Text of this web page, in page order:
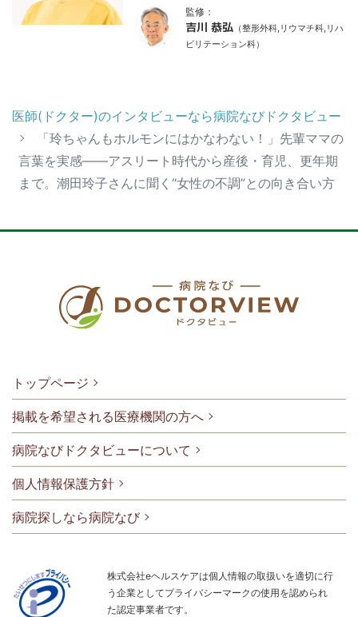
監修：
吉川 恭弘 （整形外科,リウマチ科,リハ
ビリテーション科）
医師(ドクター)のインタビューなら病院なびドクタビュー
「玲ちゃんもホルモンにはかなわない！」先輩ママの
言葉を実感——アスリート時代から産後・育児、更年期
まで。潮田玲子さんに聞く“女性の不調”との向き合い方
フッタメニ
トップページ
掲載を希望される医療機関の方へ
病院なびドクタビューについて
個人情報保護方針
病院探しなら病院なび
株式会社eヘルスケアは個人情報の取扱いを適切に行
う企業としてプライバシーマークの使用を認められ
た認定事業者です。